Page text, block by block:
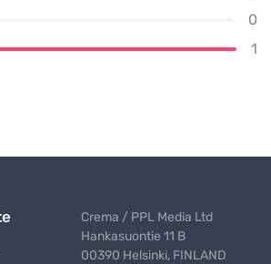
0
1
Crema / PPL Media Ltd
Hankasuontie 11 B
00390 Helsinki, FINLAND